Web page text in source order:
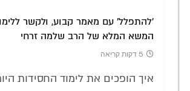
'להתפלל' עם מאמר קבוע, ולקשר
המשא המלא של הרב שלמה זרחי
5 דקות קריאה
איך הופכים את לימוד החסידות